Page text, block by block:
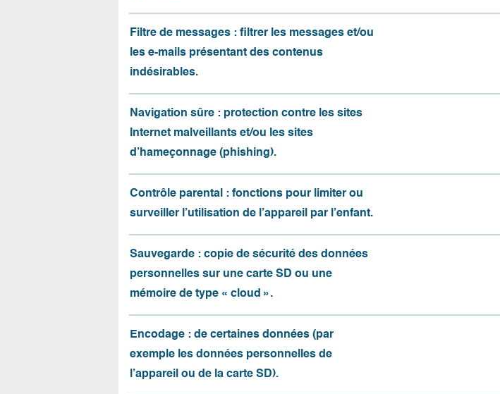
Filtre de messages : filtrer les messages et/ou
les e-mails présentant des contenus
indésirables.
Navigation sûre : protection contre les sites
Internet malveillants et/ou les sites
d’hameçonnage (phishing).
Contrôle parental : fonctions pour limiter ou
surveiller l’utilisation de l’appareil par l’enfant.
Sauvegarde : copie de sécurité des données
personnelles sur une carte SD ou une
mémoire de type « cloud ».
Encodage : de certaines données (par
exemple les données personnelles de
l’appareil ou de la carte SD).